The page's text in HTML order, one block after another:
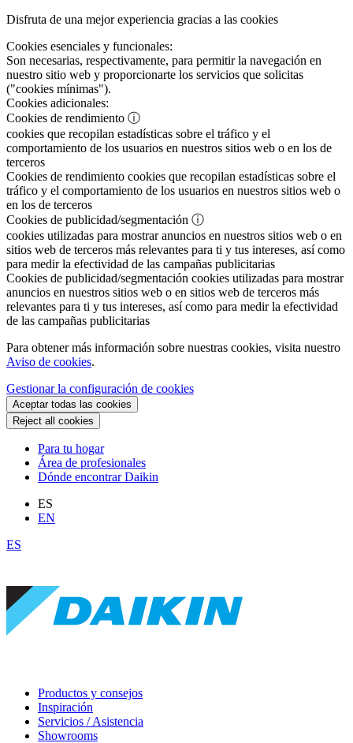
Disfruta de una mejor experiencia gracias a las cookies
Cookies esenciales y funcionales:
Son necesarias, respectivamente, para permitir la navegación en
nuestro sitio web y proporcionarte los servicios que solicitas
("cookies mínimas").
Cookies adicionales:
Cookies de rendimiento ⓘ
cookies que recopilan estadísticas sobre el tráfico y el
comportamiento de los usuarios en nuestros sitios web o en los de
terceros
Cookies de rendimiento cookies que recopilan estadísticas sobre el
tráfico y el comportamiento de los usuarios en nuestros sitios web o
en los de terceros
Cookies de publicidad/segmentación ⓘ
cookies utilizadas para mostrar anuncios en nuestros sitios web o en
sitios web de terceros más relevantes para ti y tus intereses, así como
para medir la efectividad de las campañas publicitarias
Cookies de publicidad/segmentación cookies utilizadas para mostrar
anuncios en nuestros sitios web o en sitios web de terceros más
relevantes para ti y tus intereses, así como para medir la efectividad
de las campañas publicitarias
Para obtener más información sobre nuestras cookies, visita nuestro
Aviso de cookies.
Gestionar la configuración de cookies
Aceptar todas las cookies
Reject all cookies
Para tu hogar
Área de profesionales
Dónde encontrar Daikin
ES
EN
ES
Productos y consejos
Inspiración
Servicios / Asistencia
Showrooms